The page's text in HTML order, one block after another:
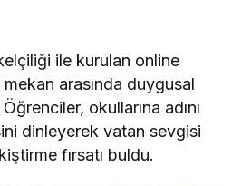
ile kurulan online
arasında duygusal
okullarına adını
dinleyerek vatan sevgisi
fırsatı buldu.